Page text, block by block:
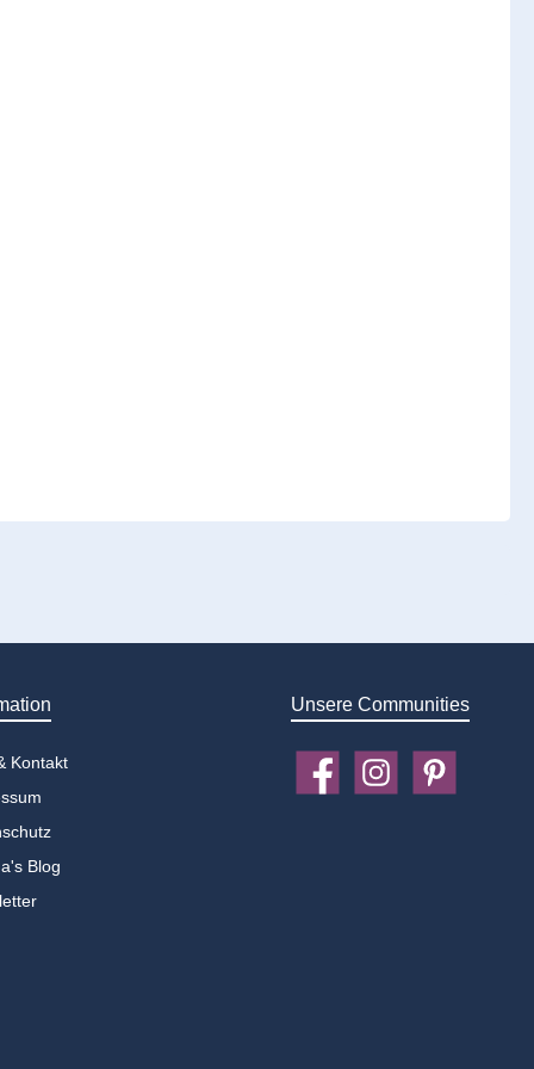
Kontakt
Blog
Unsere Communities
FacebookInstagramPinterest